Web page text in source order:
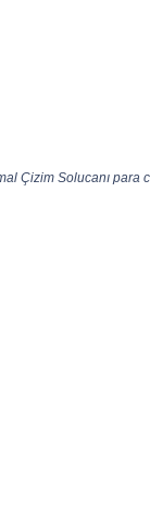
Çizim Solucanı para